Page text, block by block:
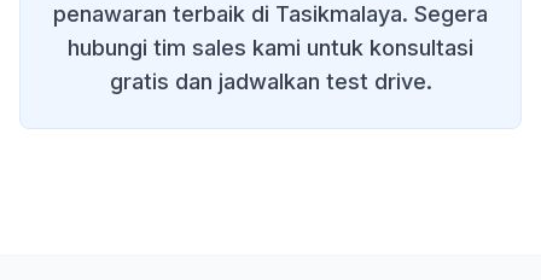
penawaran terbaik di Tasikmalaya. Segera
hubungi tim sales kami untuk konsultasi
gratis dan jadwalkan test drive.